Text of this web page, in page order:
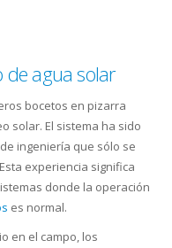
de agua solar
bocetos en pizarra
solar. El sistema ha sido
ingeniería que sólo se
experiencia significa
donde la operación
es normal.
en el campo, los